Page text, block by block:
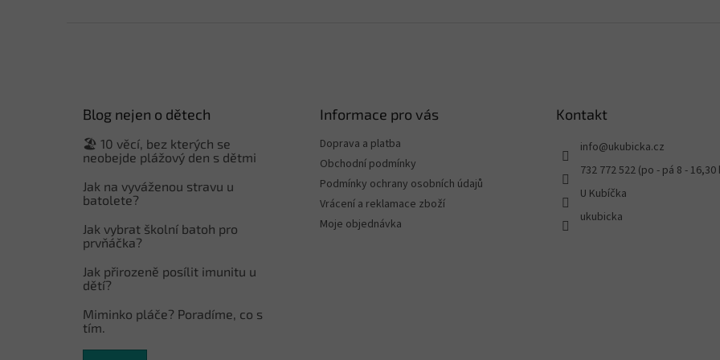
Blog nejen o dětech
🏖️ 10 věcí, bez kterých se
neobejde plážový den s dětmi
Jak na vyváženou stravu u
batolete?
Jak vybrat školní batoh pro
prvňáčka?
Jak přirozeně posílit imunitu u
dětí?
Miminko pláče? Poradíme, co s
tím.
Informace pro vás
Doprava a platba
Obchodní podmínky
Podmínky ochrany osobních údajů
Vrácení a reklamace zboží
Moje objednávka
Kontakt
info@ukubicka.cz
732 772 522 (po - pá 8 - 16,30
U Kubíčka
ukubicka